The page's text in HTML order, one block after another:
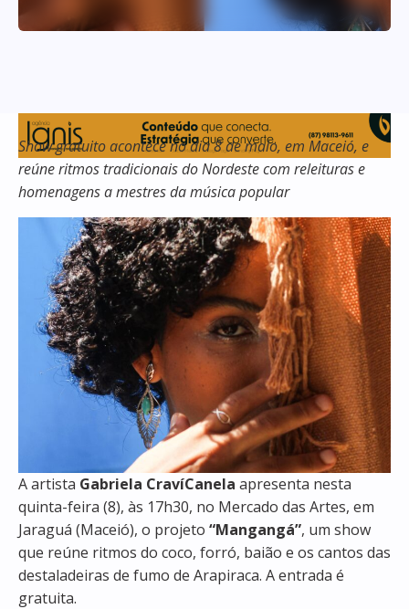
Show gratuito acontece no dia 8 de maio, em Maceió, e
reúne ritmos tradicionais do Nordeste com releituras e
homenagens a mestres da música popular
A artista Gabriela CravíCanela apresenta nesta
quinta-feira (8), às 17h30, no Mercado das Artes, em
Jaraguá (Maceió), o projeto “Mangangá”, um show
que reúne ritmos do coco, forró, baião e os cantos das
destaladeiras de fumo de Arapiraca. A entrada é
gratuita.